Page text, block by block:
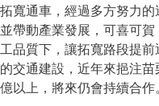
拓寬通車，經過多方努力
並帶動產業發展，可喜可
工品質下，讓拓寬路段提
的交通建設，近年來挹注
億以上，將來仍會持續合作